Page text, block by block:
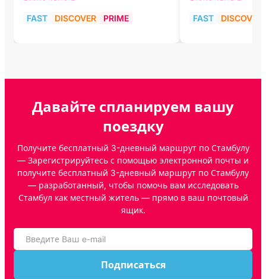
FAST DISCOVER PRIME FAST DISCOVER
Давайте спланируем вашу
поездку
Получите бесплатный 3-дневный маршрут по Стамбулу
— Зарегистрируйтесь с помощью электронной почты и
получите бесплатный 3-дневный маршрут по Стамбулу
— разработанный, чтобы помочь вам исследовать
Стамбул как местный житель — прямо в ваш почтовый
ящик.
Подписаться